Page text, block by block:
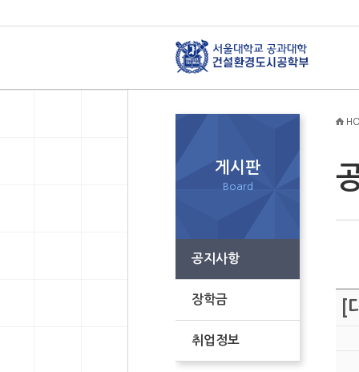
게시판
Board
공지사항
장학금
취업정보
[